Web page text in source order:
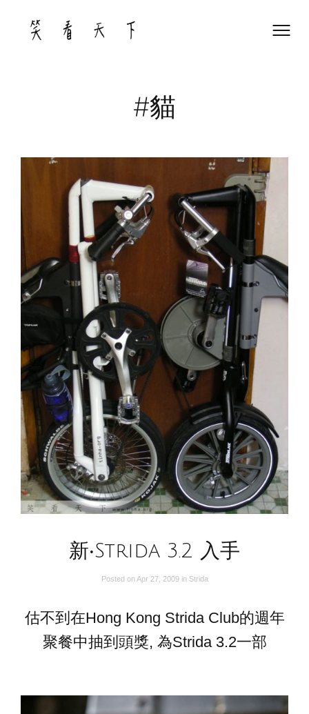
content
#貓
新‧Strida 3.2 入手
Posted onApr 27, 2009 in Strida
估不到在Hong Kong Strida Club的週年
聚餐中抽到頭獎, 為Strida 3.2一部